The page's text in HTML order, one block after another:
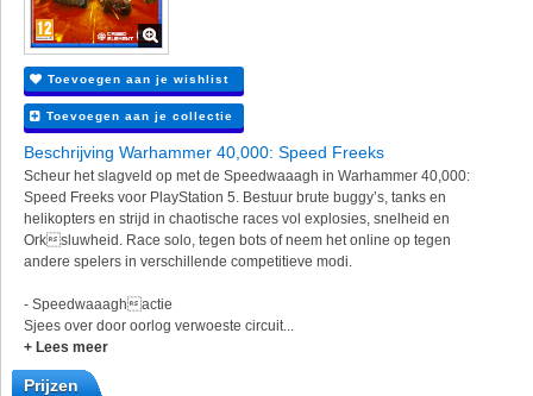
Toevoegen aan je wishlist
Toevoegen aan je collectie
Beschrijving Warhammer 40,000: Speed Freeks
Scheur het slagveld op met de Speedwaaagh in Warhammer 40,000:
Speed Freeks voor PlayStation 5. Bestuur brute buggy’s, tanks en
helikopters en strijd in chaotische races vol explosies, snelheid en
Orksluwheid. Race solo, tegen bots of neem het online op tegen
andere spelers in verschillende competitieve modi.
- Speedwaaaghactie
Sjees over door oorlog verwoeste circuit...
+ Lees meer
Prijzen